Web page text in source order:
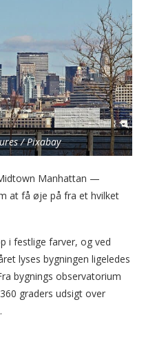
/ Pixabay
Manhattan —
at få øje på fra et hvilket
i festlige farver, og ved
lyses bygningen ligeledes
bygnings observatorium
graders udsigt over